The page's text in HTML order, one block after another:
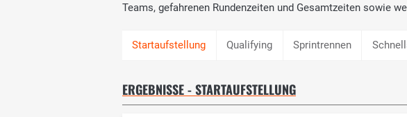
Teams, gefahrenen Rundenzeiten und Gesamtzeiten sowie
Qualifying Sprintrennen
ERGEBNISSE - STARTAUFSTELLUNG